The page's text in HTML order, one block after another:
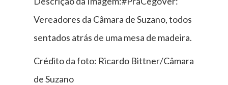
Vereadores da Câmara de Suzano, todos
sentados atrás de uma mesa de madeira.
Crédito da foto: Ricardo Bittner/Câmara
de Suzano